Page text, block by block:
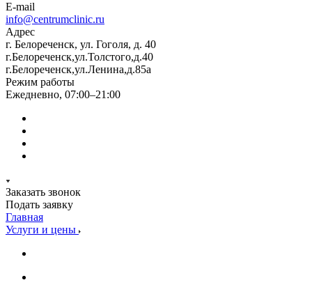
E-mail
info@centrumclinic.ru
Адрес
г. Белореченск, ул. Гоголя, д. 40
г.Белореченск,ул.Толстого,д.40
г.Белореченск,ул.Ленина,д.85а
Режим работы
Ежедневно, 07:00–21:00
Заказать звонок
Подать заявку
Главная
Услуги и цены